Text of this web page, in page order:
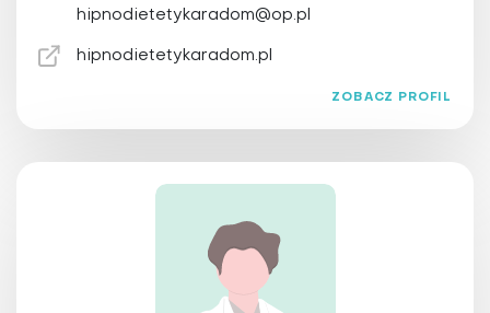
hipnodietetykaradom@op.pl
hipnodietetykaradom.pl
ZOBACZ PROFIL